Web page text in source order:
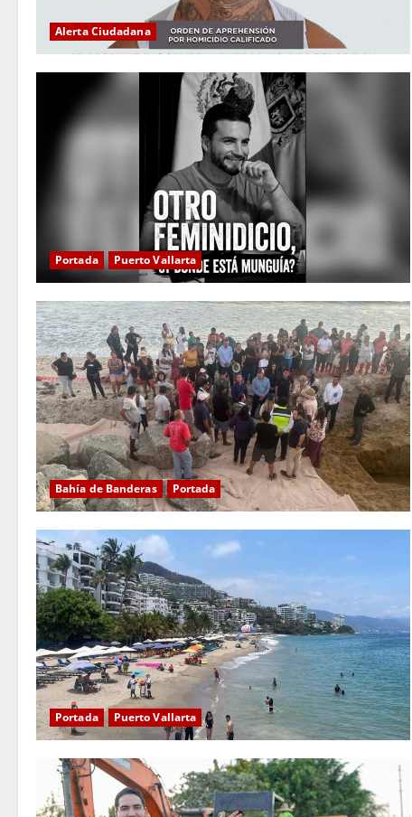
Alerta Ciudadana
Portada Puerto Vallarta
Bahía de Banderas Portada
Portada Puerto Vallarta